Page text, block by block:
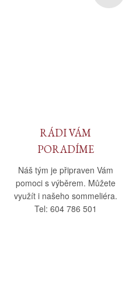
RÁDI VÁM
PORADÍME
Náš tým je připraven Vám
pomoci s výběrem. Můžete
využít i našeho sommeliéra.
Tel: 604 786 501